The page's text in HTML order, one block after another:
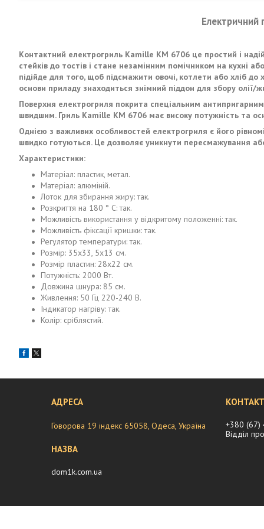
Електричний
Контактний електрогриль Kamille KM 6706 це простий і
стейків до тостів і стане незамінним помічником на кухні
підійде для того, щоб підсмажити овочі, котлети або хліб
основи приладу знаходиться знімний піддон для збору олії/
Поверхня електрогриля покрита спеціальним
швидшим. Гриль Kamille KM 6706 має високу потужність та
Однією з важливих особливостей електрогриля є його
швидко готуються. Це дозволяє уникнути пересмажування
Характеристики:
Матеріал: пластик, метал.
Матеріал: алюміній.
Лоток для збирання жиру: так.
Розкриття на 180 ° C: так.
Можливість використання у відкритому положенні: так.
Можливість фіксації кришки: так.
Регулятор температури: так.
Розмір: 35х33, 5х13 см.
Розмір пластин: 28х22 см.
Потужність: 2000 Вт.
Довжина шнура: 85 см.
Живлення: 50 Гц 220-240 В.
Індикатор нагріву: так.
Колір: сріблястий.
Говорова 19 індекс 65058, Одеса, Україна
dom1k.com.ua
+380 (67)
Відділ